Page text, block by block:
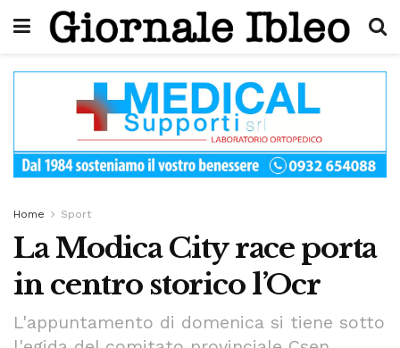
Home Sport
La Modica City race porta
in centro storico l’Ocr
L'appuntamento di domenica si tiene sotto